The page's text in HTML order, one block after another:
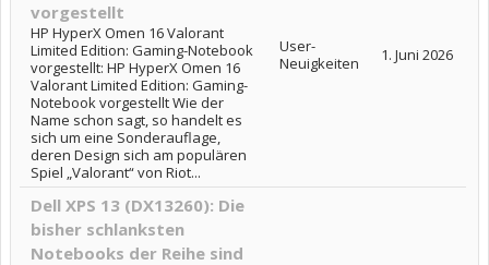
vorgestellt
HP HyperX Omen 16 Valorant
Limited Edition: Gaming-Notebook
vorgestellt: HP HyperX Omen 16
Valorant Limited Edition: Gaming-
Notebook vorgestellt Wie der
Name schon sagt, so handelt es
sich um eine Sonderauflage,
deren Design sich am populären
Spiel „Valorant“ von Riot...
User-
Neuigkeiten
1. Juni 2026
Dell XPS 13 (DX13260): Die
bisher schlanksten
Notebooks der Reihe sind